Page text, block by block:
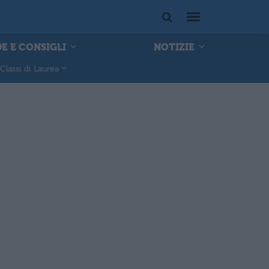
E CONSIGLI NOTIZIE
Classi di Laurea